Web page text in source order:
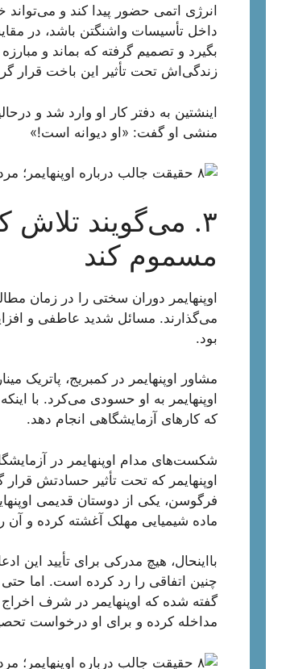
انرژی اتمی حضور پیدا کند و
داخل تأسیسات واشنگتن باشد، در
بگیرد و تصمیم گرفته که بماند و
زندگی‌اش تحت تأثیر این باخت قرار
اینشتین به دفتر کار او وارد شد و
منشی او گفت: «او دیوانه است!»
۳. می‌گویند
مسموم کند
اوپنهایمر دوران سختی را در زمان
می‌گذارند. مسائل شدید عاطفی و
بود.
مشاور اوپنهایمر در کمبریج، پاتریک
اوپنهایمر به او حسودی می‌کرد. با
که کار‌های آزمایشگاهی انجام دهد.
شکست‌های مدام اوپنهایمر در
اوپنهایمر که تحت تأثیر حسادتش قرار
فرگوسن، یکی از دوستان قدیمی
ماده شیمیایی مهلک آغشته کرده و
با‌اینحال، هیچ مدرکی برای تأیید این
چنین اتفاقی را رد کرده است. اما
گفته شده که اوپنهایمر در شرف
مداخله کرده و برای او درخواست